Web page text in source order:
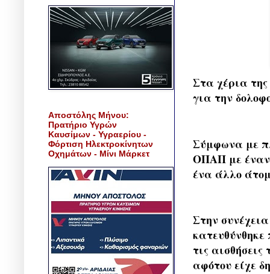
Στα χέρια της
για την
Σύμφωνα με
ΟΠΑΠ με έναν
ένα άλλο
Στην
κατευθύνθηκε
τις
αφότου είχε
Αποστόλης Μήνου:
Πρατήριο Υγρών
Καυσίμων - Υγραερίου -
Φόρτιση Ηλεκτροκίνητων
Οχημάτων - Μίνι Μάρκετ